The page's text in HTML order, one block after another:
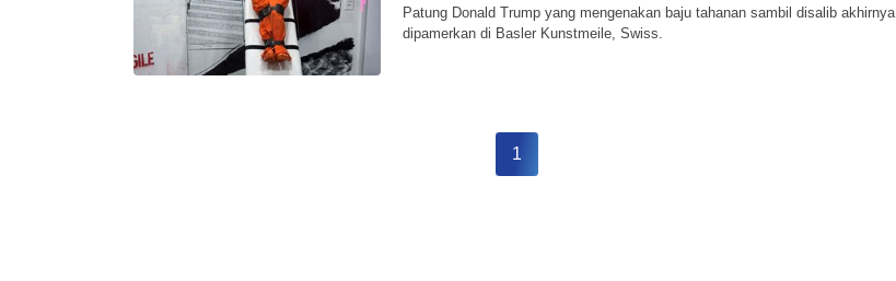
Patung Donald Trump yang mengenakan baju tahanan sambil disalib akhirnya
dipamerkan di Basler Kunstmeile, Swiss.
1